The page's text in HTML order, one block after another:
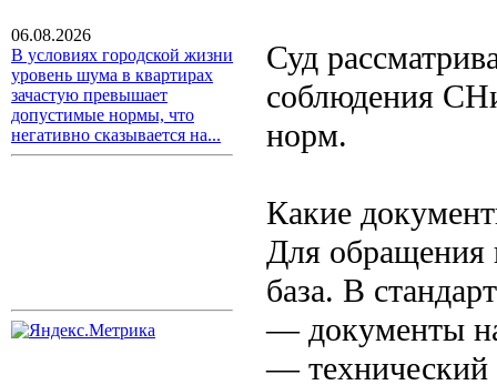
06.08.2026
В условиях городской жизни
уровень шума в квартирах
зачастую превышает
допустимые нормы, что
негативно сказывается на...
Суд
соблюдения
норм.
Какие
Для обращения
база. В
— документы
— технический